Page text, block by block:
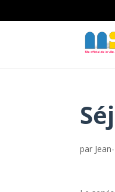
par